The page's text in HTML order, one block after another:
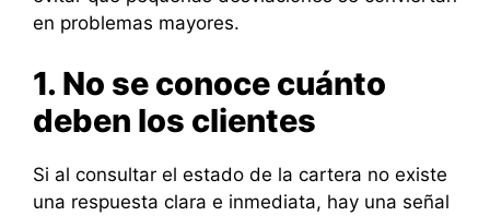
en problemas mayores.
1. No se conoce cuánto
deben los clientes
Si al consultar el estado de la cartera no existe
una respuesta clara e inmediata, hay una señal